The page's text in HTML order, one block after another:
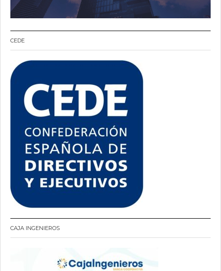
CEDE
CAJA INGENIEROS